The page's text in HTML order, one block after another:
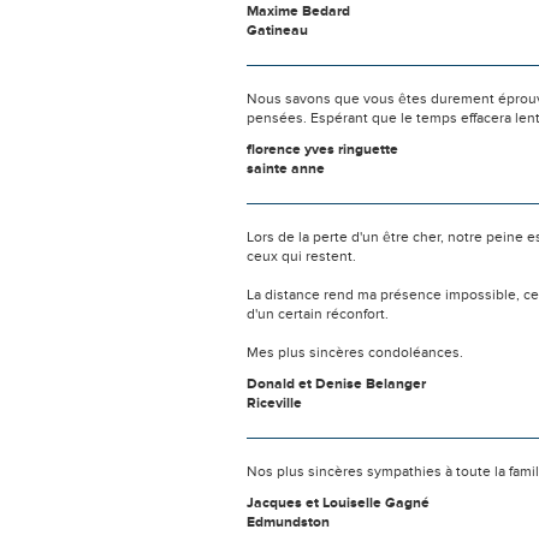
Maxime Bedard
Gatineau
Nous savons que vous êtes durement
pensées. Espérant que le temps effacera
florence yves ringuette
sainte anne
Lors de la perte d'un être cher, notre peine
ceux qui restent.
La distance rend ma présence impossible,
d'un certain réconfort.
Mes plus sincères condoléances.
Donald et Denise Belanger
Riceville
Nos plus sincères sympathies à toute la
Jacques et Louiselle Gagné
Edmundston